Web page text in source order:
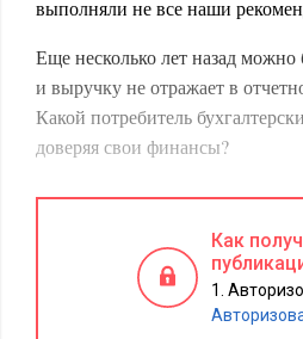
выполняли не все наши
Еще несколько лет назад
и выручку не отражает в
Какой потребитель
доверяя свои финансы?
После вебинара мне позвонили
Зашла на сайт компании.
клиентов. Но вот раздел
Как